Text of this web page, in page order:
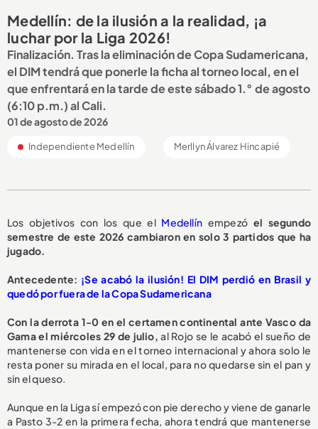
Medellín: de la ilusión a la realidad, ¡a
luchar por la Liga 2026!
Finalización. Tras la eliminación de Copa Sudamericana,
el DIM tendrá que ponerle la ficha al torneo local, en el
que enfrentará en la tarde de este sábado 1.° de agosto
(6:10 p.m.) al Cali.
01 de agosto de 2026
Independiente Medellín Merllyn Álvarez Hincapié
Los objetivos con los que el Medellín empezóel segundo
semestre de este 2026 cambiaron en solo 3 partidos que ha
jugado.
Antecedente: ¡Se acabó la ilusión! El DIM perdió en Brasil y
quedó por fuera de la Copa Sudamericana
Con la derrota 1-0 en el certamen continental ante Vasco da
Gama el miércoles 29 de julio, al Rojo se le acabó el sueño de
mantenerse con vida en el torneo internacional y ahora solo le
resta poner su mirada en el local, para no quedarse sin el pan y
sin el queso.
Aunque en la Liga sí empezó con pie derecho y viene de ganarle
a Pasto 3-2 en la primera fecha, ahora tendrá que mantenerse